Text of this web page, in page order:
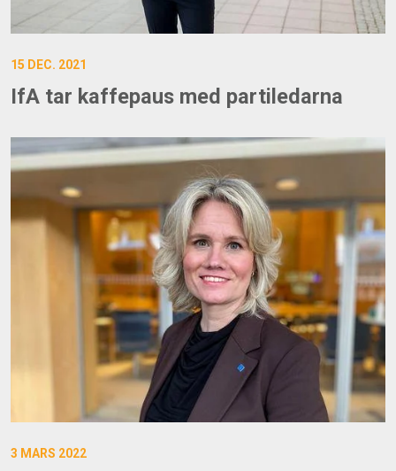
15 DEC. 2021
IfA tar kaffepaus med partiledarna
3 MARS 2022